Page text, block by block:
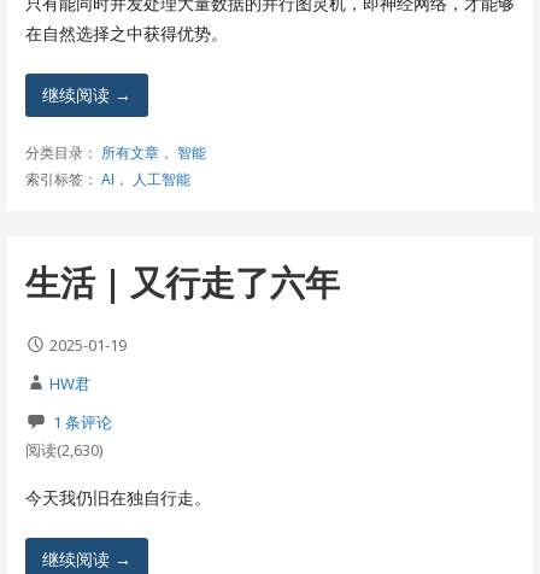
在自然选择之中获得优势。
继续阅读 →
分类目录： 所有文章， 智能
索引标签： AI ， 人工智能
生活 | 又行走了六年
2025-01-19
HW君
1 条评论
阅读(2,630)
今天我仍旧在独自行走。
继续阅读 →